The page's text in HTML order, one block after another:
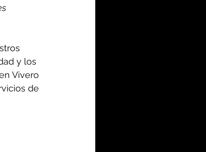
y los
Vivero
de